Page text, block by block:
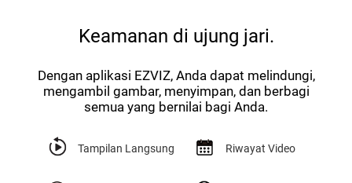
Keamanan di ujung jari.
Dengan aplikasi EZVIZ, Anda dapat melindungi,
mengambil gambar, menyimpan, dan berbagi
semua yang bernilai bagi Anda.
Tampilan Langsung Riwayat Video